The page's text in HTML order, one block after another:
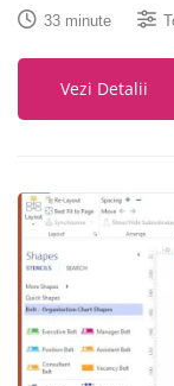
33 minute
Vezi Detalii